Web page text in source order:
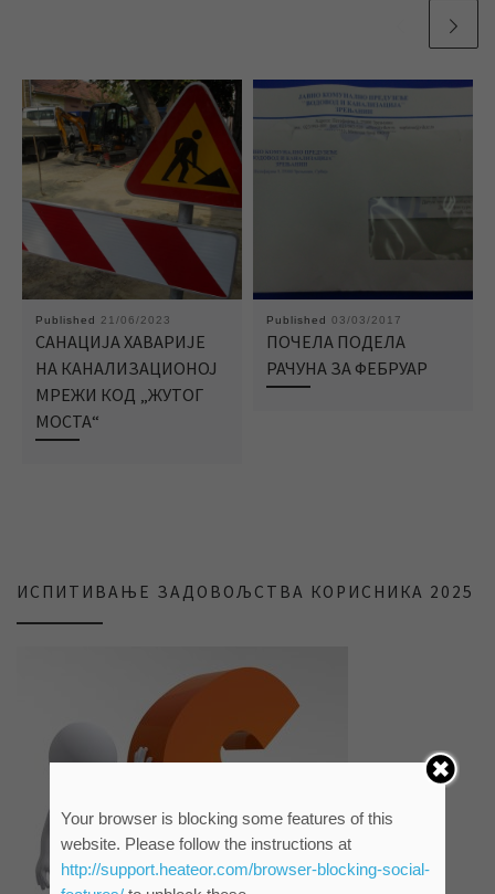
Published 21/06/2023
САНАЦИЈА ХАВАРИЈЕ
НА КАНАЛИЗАЦИОНОЈ
МРЕЖИ КОД „ЖУТОГ
МОСТА“
Published 03/03/2017
ПОЧЕЛА ПОДЕЛА
РАЧУНА ЗА ФЕБРУАР
ИСПИТИВАЊЕ ЗАДОВОЉСТВА КОРИСНИКА 2025
Your browser is blocking some features of this
website. Please follow the instructions at
http://support.heateor.com/browser-blocking-social-